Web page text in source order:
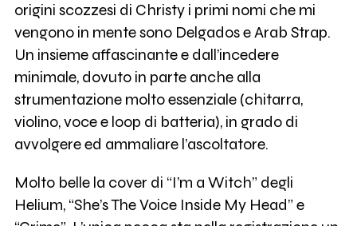
origini scozzesi di Christy i primi nomi che mi
vengono in mente sono Delgados e Arab Strap.
Un insieme affascinante e dall’incedere
minimale, dovuto in parte anche alla
strumentazione molto essenziale (chitarra,
violino, voce e loop di batteria), in grado di
avvolgere ed ammaliare l’ascoltatore.
Molto belle la cover di “I’m a Witch” degli
Helium, “She’s The Voice Inside My Head” e